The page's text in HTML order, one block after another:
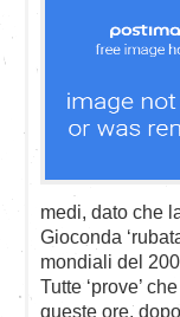
medi, dato che
Gioconda
mondiali del
Tutte ‘prove’
queste ore,